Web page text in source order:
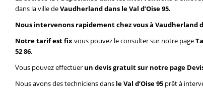
dans la ville deVaudherland dans le Val d’Oise 95.
Nous intervenons rapidement chez vous à Vaudherland
Notre tarif est fixvous pouvez le consulter sur notre page
52 86.
Vous pouvez effectuer un devis gratuit sur notre page
Nous avons des techniciens dans le Val d’Oise 95 prêt à